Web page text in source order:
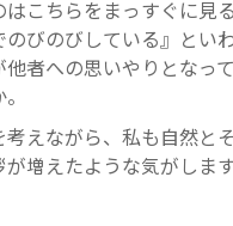
はこちらをまっすぐに見
のびのびしている』とい
他者への思いやりとなっ
えながら、私も自然と
増えたような気がします